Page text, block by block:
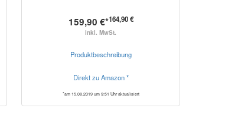
159,90 €*164,90 €
inkl. MwSt.
Produktbeschreibung
Direkt zu Amazon *
*am 15.08.2019 um 9:51 Uhr aktualisiert